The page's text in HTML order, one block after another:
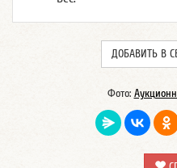
ДОБАВИТЬ В
Фото: